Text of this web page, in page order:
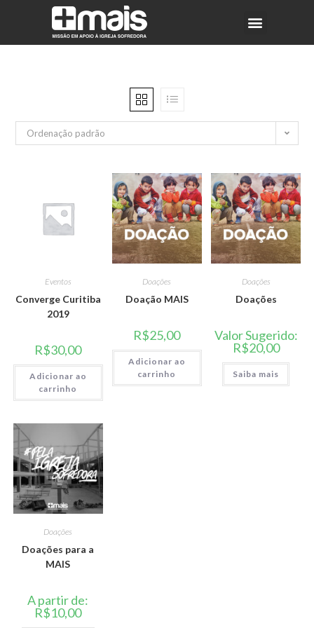
Ordenação padrão
Eventos
Converge Curitiba
2019
R$30,00
Adicionar ao
carrinho
Doações
Doação MAIS
R$25,00
Adicionar ao
carrinho
Doações
Doações
Valor Sugerido:
R$20,00
Saiba mais
Doações
Doações para a
MAIS
A partir de:
R$10,00